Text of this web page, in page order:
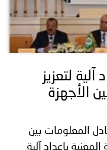
آلية لتعزيز
الأجهزة
المعلومات بين
المعنية بإعداد آلية